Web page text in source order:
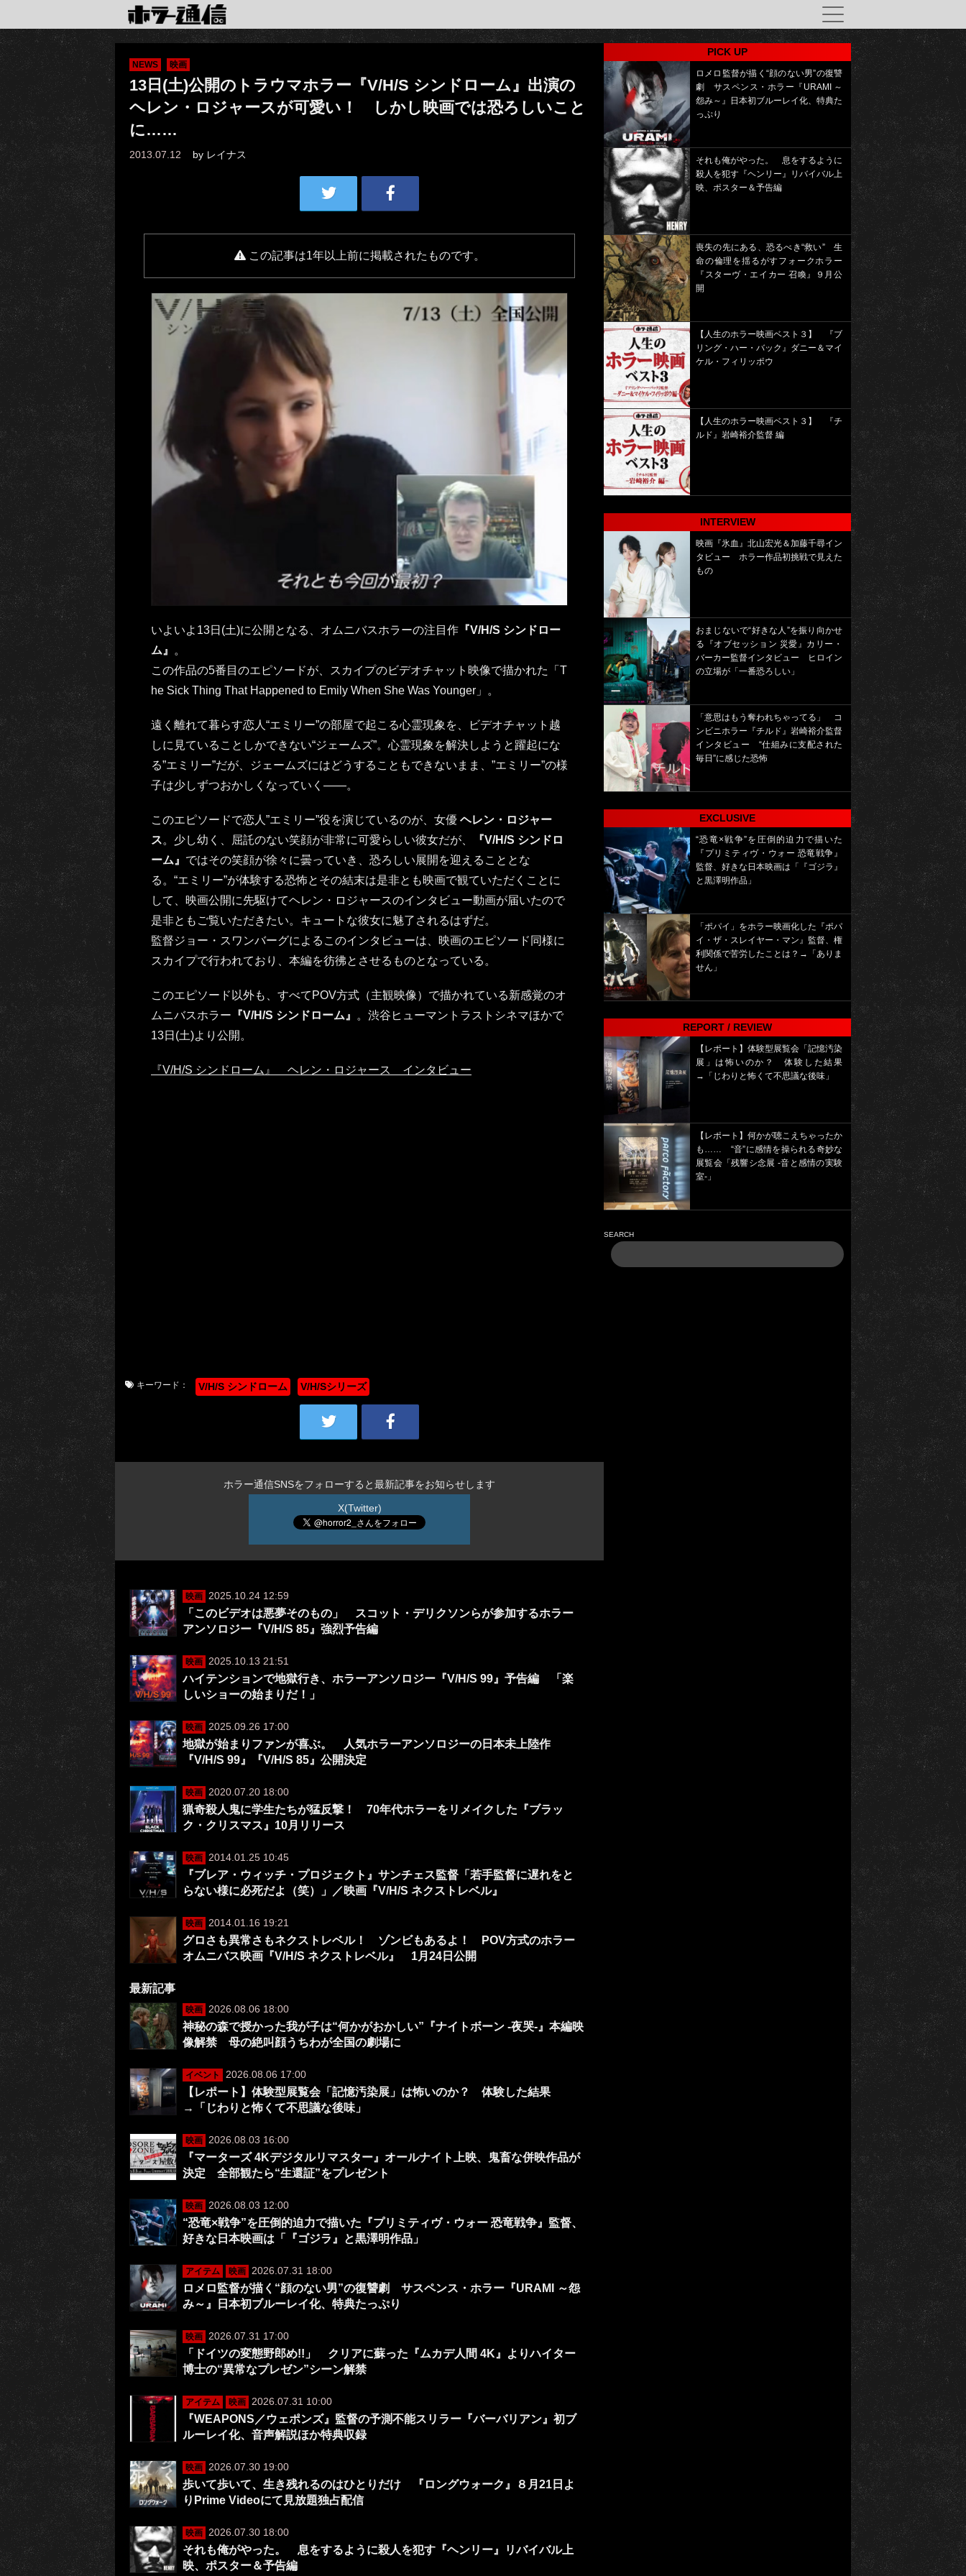
NEWS 映画
13日(土)公開のトラウマホラー『V/H/S シンドローム』出演の
ヘレン・ロジャースが可愛い！ しかし映画では恐ろしいこと
に……
2013.07.12 by レイナス
この記事は1年以上前に掲載されたものです。
いよいよ13日(土)に公開となる、オムニバスホラーの注目作 『V/H/S シンドロー
ム』
。
この作品の5番目のエピソードが、スカイプのビデオチャット映像で描かれた「T
he Sick Thing That Happened to Emily When She Was Younger」。
遠く離れて暮らす恋人“エミリー”の部屋で起こる心霊現象を、ビデオチャット越
しに見ていることしかできない“ジェームズ”。心霊現象を解決しようと躍起にな
る”エミリー”だが、ジェームズにはどうすることもできないまま、”エミリー”の様
子は少しずつおかしくなっていく――。
このエピソードで恋人”エミリー”役を演じているのが、女優 ヘレン・ロジャー
ス。少し幼く、屈託のない笑顔が非常に可愛らしい彼女だが、
『V/H/S シンドロ
ーム』 ではその笑顔が徐々に曇っていき、恐ろしい展開を迎えることとな
る。“エミリー”が体験する恐怖とその結末は是非とも映画で観ていただくことに
して、映画公開に先駆けてヘレン・ロジャースのインタビュー動画が届いたので
是非ともご覧いただきたい。キュートな彼女に魅了されるはずだ。
監督ジョー・スワンバーグによるこのインタビューは、映画のエピソード同様に
スカイプで行われており、本編を彷彿とさせるものとなっている。
このエピソード以外も、すべてPOV方式（主観映像）で描かれている新感覚のオ
ムニバスホラー 『V/H/S シンドローム』
。渋谷ヒューマントラストシネマほかで
13日(土)より公開。
『V/H/S シンドローム』 ヘレン・ロジャース インタビュー
キーワード： V/H/S シンドローム V/H/Sシリーズ
ホラー通信SNSをフォローすると最新記事をお知らせします
X(Twitter)
映画 2025.10.24 12:59
「このビデオは悪夢そのもの」 スコット・デリクソンらが参加するホラー
アンソロジー『V/H/S 85』強烈予告編
映画 2025.10.13 21:51
ハイテンションで地獄行き、ホラーアンソロジー『V/H/S 99』予告編 「楽
しいショーの始まりだ！」
映画 2025.09.26 17:00
地獄が始まりファンが喜ぶ。 人気ホラーアンソロジーの日本未上陸作
『V/H/S 99』『V/H/S 85』公開決定
映画 2020.07.20 18:00
猟奇殺人鬼に学生たちが猛反撃！ 70年代ホラーをリメイクした『ブラッ
ク・クリスマス』10月リリース
映画 2014.01.25 10:45
『ブレア・ウィッチ・プロジェクト』サンチェス監督「若手監督に遅れをと
らない様に必死だよ（笑）」／映画『V/H/S ネクストレベル』
映画 2014.01.16 19:21
グロさも異常さもネクストレベル！ ゾンビもあるよ！ POV方式のホラー
オムニバス映画『V/H/S ネクストレベル』 1月24日公開
最新記事
映画 2026.08.06 18:00
神秘の森で授かった我が子は“何かがおかしい”『ナイトボーン -夜哭-』本編映
像解禁 母の絶叫顔うちわが全国の劇場に
イベント 2026.08.06 17:00
【レポート】体験型展覧会「記憶汚染展」は怖いのか？ 体験した結果
→「じわりと怖くて不思議な後味」
映画 2026.08.03 16:00
『マーターズ 4Kデジタルリマスター』オールナイト上映、鬼畜な併映作品が
決定 全部観たら“生還証”をプレゼント
映画 2026.08.03 12:00
“恐竜×戦争”を圧倒的迫力で描いた『プリミティヴ・ウォー 恐竜戦争』監督、
好きな日本映画は「『ゴジラ』と黒澤明作品」
アイテム 映画 2026.07.31 18:00
ロメロ監督が描く“顔のない男”の復讐劇 サスペンス・ホラー『URAMI ～怨
み～』日本初ブルーレイ化、特典たっぷり
映画 2026.07.31 17:00
「ドイツの変態野郎め!!」 クリアに蘇った『ムカデ人間 4K』よりハイター
博士の“異常なプレゼン”シーン解禁
アイテム 映画 2026.07.31 10:00
『WEAPONS／ウェポンズ』監督の予測不能スリラー『バーバリアン』初ブ
ルーレイ化、音声解説ほか特典収録
映画 2026.07.30 19:00
歩いて歩いて、生き残れるのはひとりだけ 『ロングウォーク』８月21日よ
りPrime Videoにて見放題独占配信
映画 2026.07.30 18:00
それも俺がやった。 息をするように殺人を犯す『ヘンリー』リバイバル上
映、ポスター＆予告編
PICK UP
ロメロ監督が描く“顔のない男”の復讐
劇 サスペンス・ホラー『URAMI ～
怨み～』日本初ブルーレイ化、特典た
っぷり
それも俺がやった。 息をするように
殺人を犯す『ヘンリー』リバイバル上
映、ポスター＆予告編
喪失の先にある、恐るべき“救い” 生
命の倫理を揺るがすフォークホラー
『スターヴ・エイカー 召喚』９月公
開
【人生のホラー映画ベスト３】 『ブ
リング・ハー・バック』ダニー＆マイ
ケル・フィリッポウ
【人生のホラー映画ベスト３】 『チ
ルド』岩崎裕介監督 編
INTERVIEW
映画『氷血』北山宏光＆加藤千尋イン
タビュー ホラー作品初挑戦で見えた
もの
おまじないで“好きな人”を振り向かせ
る『オブセッション 災愛』カリー・
バーカー監督インタビュー ヒロイン
の立場が「一番恐ろしい」
「意思はもう奪われちゃってる」 コ
ンビニホラー『チルド』岩崎裕介監督
インタビュー “仕組みに支配された
毎日”に感じた恐怖
EXCLUSIVE
“恐竜×戦争”を圧倒的迫力で描いた
『プリミティヴ・ウォー 恐竜戦争』
監督、好きな日本映画は「『ゴジラ』
と黒澤明作品」
「ポパイ」をホラー映画化した『ポパ
イ・ザ・スレイヤー・マン』監督、権
利関係で苦労したことは？→「ありま
せん」
REPORT / REVIEW
【レポート】体験型展覧会「記憶汚染
展」は怖いのか？ 体験した結果
→「じわりと怖くて不思議な後味」
【レポート】何かが聴こえちゃったか
も…… “音”に感情を操られる奇妙な
展覧会「残響シ念展 -⾳と感情の実験
室-」
SEARCH